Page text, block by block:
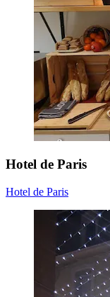
Hotel de Paris
Hotel de Paris